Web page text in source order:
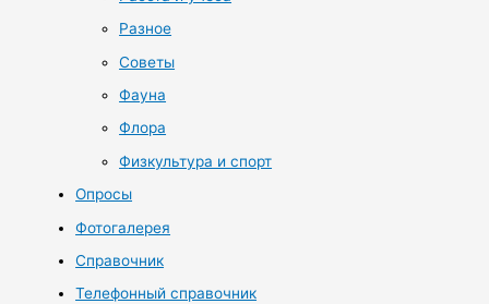
Разное
Советы
Фауна
Флора
Физкультура и спорт
Опросы
Фотогалерея
Справочник
Телефонный справочник